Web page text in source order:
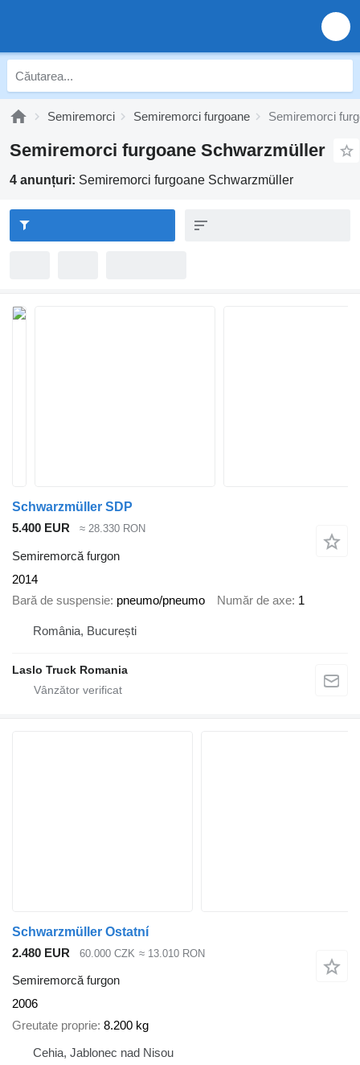
Semiremorci Semiremorci furgoane Semiremorci
Semiremorci furgoane Schwarzmüller
4 anunțuri: Semiremorci furgoane Schwarzmüller
Schwarzmüller SDP
5.400 EUR
≈ 28.330 RON
Semiremorcă furgon
2014
Bară de suspensie pneumo/pneumo Număr de axe 1
România, București
Laslo Truck Romania
Schwarzmüller Ostatní
2.480 EUR
60.000 CZK ≈ 13.010 RON
Semiremorcă furgon
2006
Greutate proprie 8.200 kg
Cehia, Jablonec nad Nisou